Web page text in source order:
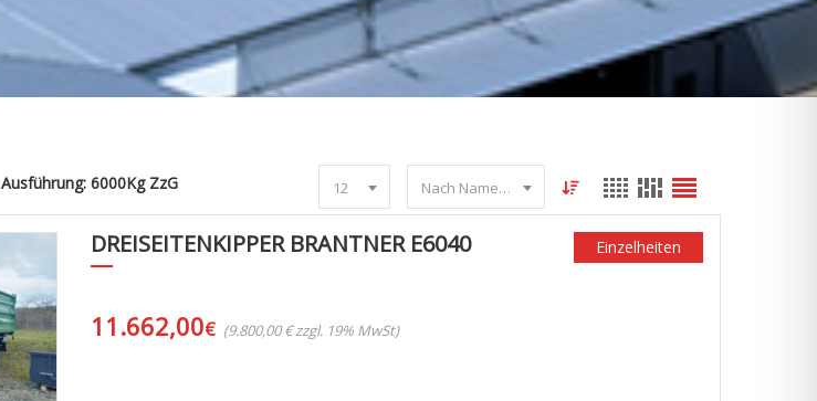
Ausführung: 6000Kg ZzG 12 Nach Name sortieren
DREISEITENKIPPER BRANTNER E6040
11.662,00€ (9.800,00 € zzgl. 19% MwSt)
Einzelheiten